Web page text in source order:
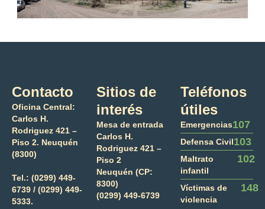
Contacto
Oficina Central:
Carlos H.
Rodriguez 421 –
Piso 2. Neuquén
(8300)
Tel.: (0299) 449-
6739 / (0299) 449-
5333.
Sitios de
interés
Mesa de entrada
Carlos H.
Rodriguez 421 –
Piso 2
Neuquén (CP:
8300)
(0299) 449-6739
Teléfonos
útiles
Emergencias107
Defensa Civil103
Maltrato
infantil
102
Víctimas de
violencia
148